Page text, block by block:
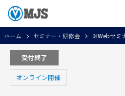
ホーム セミナー・研修会 ※Webセミ
受付終了
オンライン開催